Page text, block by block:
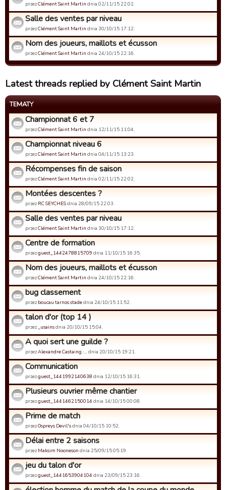
przezClément Saint Martin dnia 02/11/15 22:02.
Salle des ventes par niveau
przezClément Saint Martin dnia 30/10/15 17:12.
Nom des joueurs, maillots et écusson
przezClément Saint Martin dnia 24/10/15 22:16.
Latest threads replied by Clément Saint Martin
TEMATY
Championnat 6 et 7
przezClément Saint Martin dnia 12/11/15 11:04.
Championnat niveau 6
przezClément Saint Martin dnia 04/11/15 13:23.
Récompenses fin de saison
przezClément Saint Martin dnia 02/11/15 22:02.
Montées descentes ?
przez RC SEYCHESdnia 28/09/15 22:03.
Salle des ventes par niveau
przezClément Saint Martin dnia 30/10/15 17:12.
Centre de formation
przezguest_1442478815709 dnia 11/10/15 16:35.
Nom des joueurs, maillots et écusson
przezClément Saint Martin dnia 24/10/15 22:16.
bug classement
przez boucau tarnos stadednia 24/10/15 11:52.
talon d'or (top 14 )
przez _usainsdnia 20/10/15 15:04.
A quoi sert une guilde ?
przezAlexandre Castaing :… dnia 20/10/15 19:21.
Communication
przezguest_1441992140638 dnia 12/10/15 16:31.
Plusieurs ouvrier même chantier
przezguest_1441462150014 dnia 14/10/15 00:08.
Prime de match
przezOspreys Devil'sdnia 04/10/15 10:52.
Délai entre 2 saisons
przez Maksim Nooneson dnia 25/09/15 05:19.
jeu du talon d'or
przezguest_1441653904104 dnia 23/09/15 23:16.